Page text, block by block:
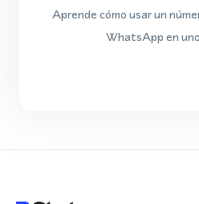
Aprende cómo usar un
WhatsApp en